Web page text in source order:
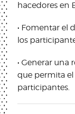
hacedores en
• Fomentar el
los
• Generar
que permita
participantes.